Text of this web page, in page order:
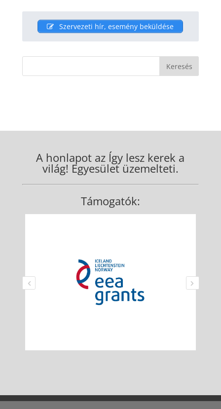
Szervezeti hír, esemény beküldése
A honlapot az Így lesz kerek a
világ! Egyesület üzemelteti.
Támogatók: